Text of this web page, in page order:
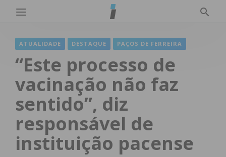
ATUALIDADE DESTAQUE PAÇOS DE FERREIRA
“Este processo de
vacinação não faz
sentido”, diz
responsável de
instituição pacense